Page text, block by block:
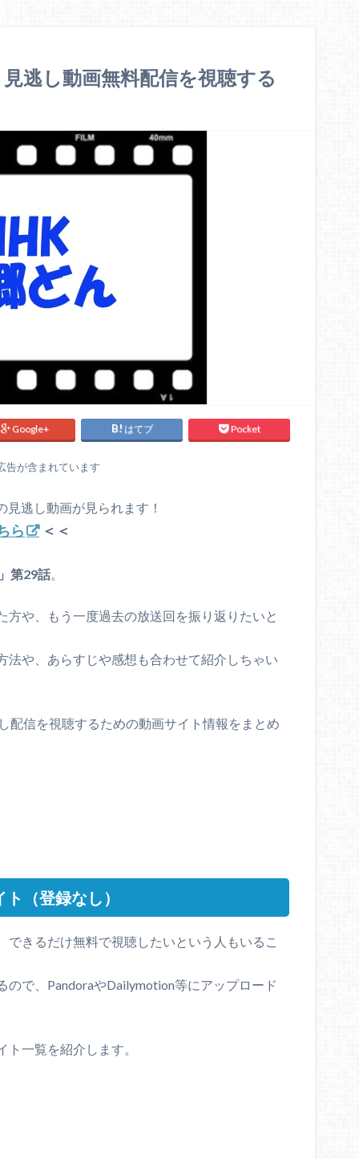
逃し動画無料配信を視聴する
Google+ はてブ Pocket
告が含まれています
逃し動画が見られます！
ら ＜＜
第29話。
や、もう一度過去の放送回を振り返りたいと
法や、あらすじや感想も合わせて紹介しちゃい
配信を視聴するための動画サイト情報をまとめ
（登録なし）
きるだけ無料で視聴したいという人もいるこ
で、PandoraやDailymotion等にアップロード
一覧を紹介します。